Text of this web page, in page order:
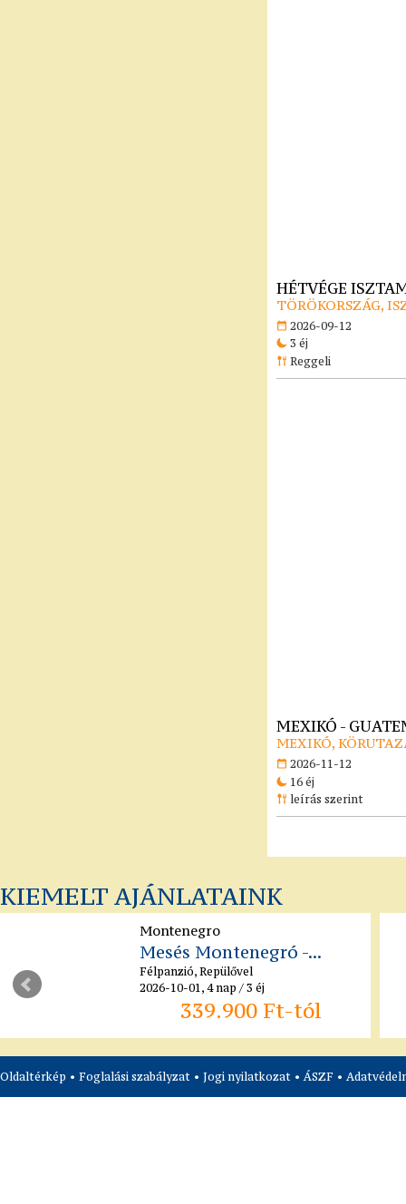
HÉTVÉGE
TÖRÖKORSZÁG,
2026-09-12
3 éj
Reggeli
MEXIKÓ -
MEXIKÓ,
2026-11-12
16 éj
leírás szerint
KIEMELT AJÁNLATAINK
Montenegro
Mesés Montenegró -...
Félpanzió, Repülővel
2026-10-01, 4 nap / 3 éj
339.900 Ft-tól
Oldaltérkép • Foglalási szabályzat • Jogi nyilatkozat • ÁSZF •